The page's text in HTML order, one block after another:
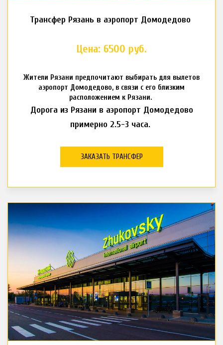
Трансфер Рязань в аэропорт Домодедово
Цена: 6500 руб.
Жители Рязани предпочитают выбирать для вылетов
аэропорт Домодедово, в связи с его близким
расположением к Рязани.
Дорога из Рязани в аэропорт Домодедово
примерно 2.5-3 часа.
ЗАКАЗАТЬ ТРАНСФЕР